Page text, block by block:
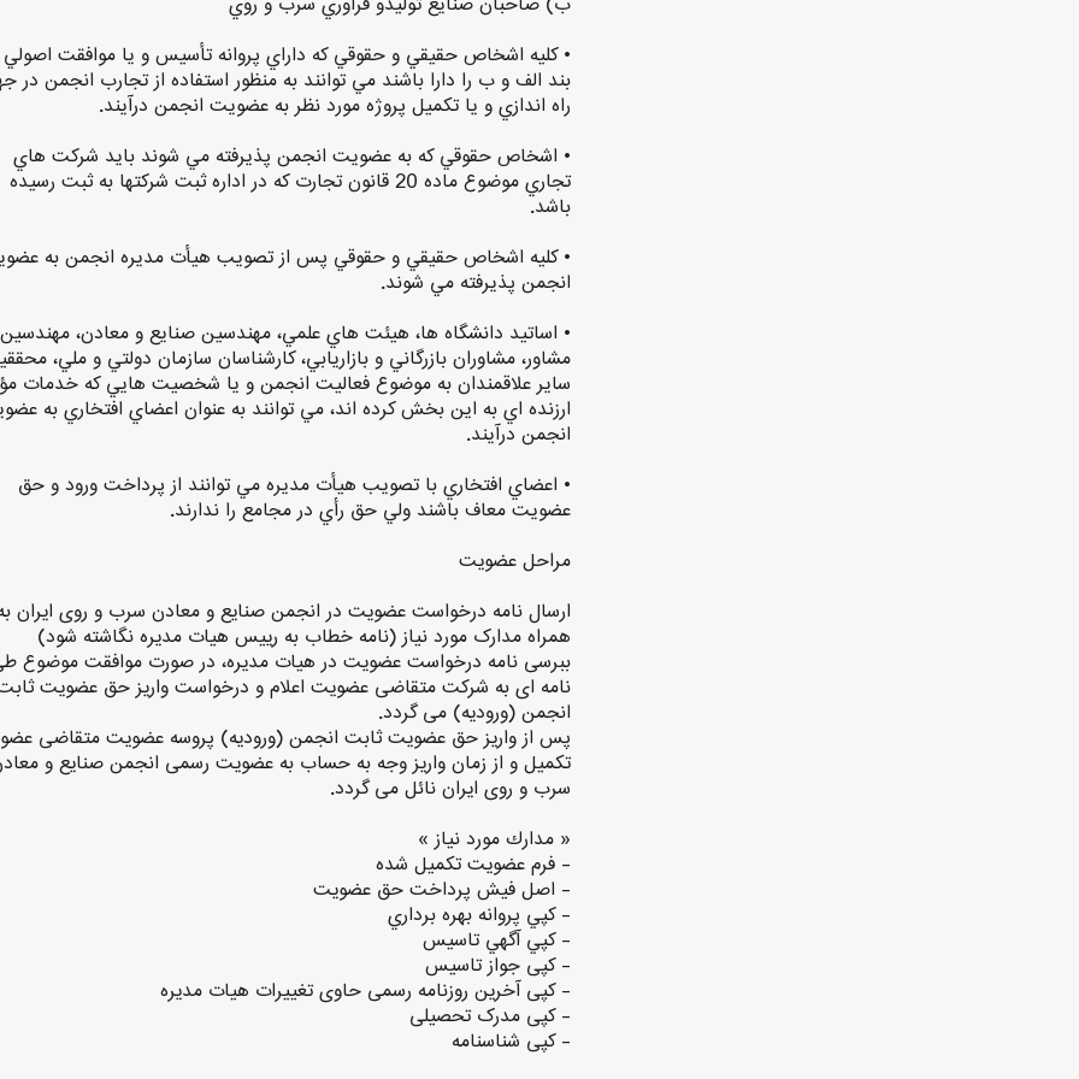
• كليه اشخاص حقيقي و حقوقي كه داراي پروانه تأسيس و يا موافقت اصولي
بند الف و ب را دارا باشند مي توانند به منظور استفاده از تجارب انجمن در
راه اندازي و يا تكميل پروژه مورد نظر به عضويت انجمن درآيند.
• اشخاص حقوقي كه به عضويت انجمن پذيرفته مي شوند بايد شركت هاي
تجاري موضوع ماده 20 قانون تجارت كه در اداره ثبت شركتها به ثبت رسيده
باشد.
• كليه اشخاص حقيقي و حقوقي پس از تصويب هيأت مديره انجمن به
انجمن پذيرفته مي شوند.
• اساتيد دانشگاه ها، هيئت هاي علمي، مهندسين صنايع و معادن، مهندسين
مشاور، مشاوران بازرگاني و بازاريابي، كارشناسان سازمان دولتي و ملي،
ساير علاقمندان به موضوع فعاليت انجمن و يا شخصيت هايي كه خدمات
ارزنده اي به اين بخش كرده اند، مي توانند به عنوان اعضاي افتخاري به
انجمن درآيند.
• اعضاي افتخاري با تصويب هيأت مديره مي توانند از پرداخت ورود و حق
عضويت معاف باشند ولي حق رأي در مجامع را ندارند.
مراحل عضویت
ارسال نامه درخواست عضویت در انجمن صنایع و معادن سرب و روی ایران
همراه مدارک مورد نیاز (نامه خطاب به رییس هیات مدیره نگاشته شود)
ببرسی نامه درخواست عضویت در هیات مدیره، در صورت موافقت موضوع
نامه ای به شرکت متقاضی عضویت اعلام و درخواست واریز حق عضویت
انجمن (ورودیه) می گردد.
پس از واریز حق عضویت ثابت انجمن (ورودیه) پروسه عضویت متقاضی
تکمیل و از زمان واریز وجه به حساب به عضویت رسمی انجمن صنایع و
سرب و روی ایران نائل می گردد.
« مدارك مورد نياز »
- فرم عضویت تکمیل شده
- اصل فیش پرداخت حق عضویت
- كپي پروانه بهره برداري
- كپي آگهي تاسيس
- کپی جواز تاسیس
- کپی آخرین روزنامه رسمی حاوی تغییرات هیات مدیره
- کپی مدرک تحصیلی
- کپی شناسنامه